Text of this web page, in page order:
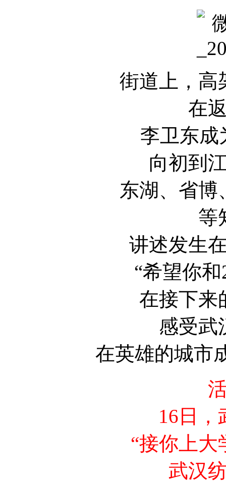
街道上，高
在
李卫东成
向初到
东湖、省博
等
讲述发生
“希望你
在接下来
感受武
在英雄的城市
16日，
“接你上大
武汉